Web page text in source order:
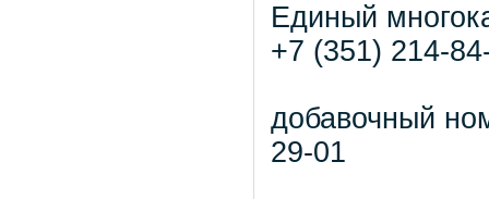
Единый
+7 (351) 214-
добавочный
29-01